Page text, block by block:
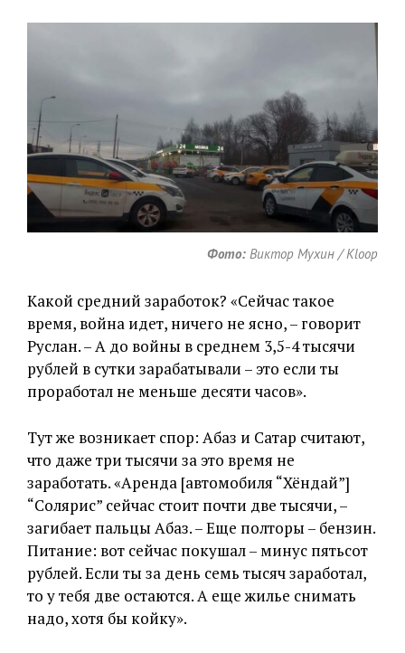
Фото: Виктор Мухин / Kloop
Какой средний заработок? «Сейчас такое
время, война идет, ничего не ясно, – говорит
Руслан. – А до войны в среднем 3,5-4 тысячи
рублей в сутки зарабатывали – это если ты
проработал не меньше десяти часов».
Тут же возникает спор: Абаз и Сатар считают,
что даже три тысячи за это время не
заработать. «Аренда [автомобиля “Хёндай”]
“Солярис” сейчас стоит почти две тысячи, –
загибает пальцы Абаз. – Еще полторы – бензин.
Питание: вот сейчас покушал – минус пятьсот
рублей. Если ты за день семь тысяч заработал,
то у тебя две остаются. А еще жилье снимать
надо, хотя бы койку».